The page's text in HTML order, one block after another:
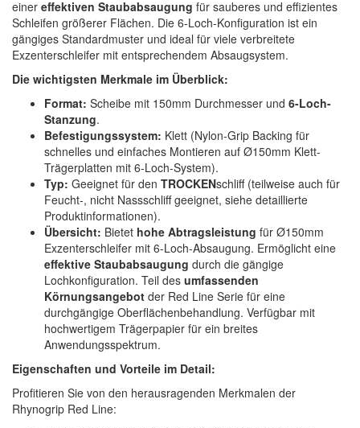
(4)
Troton
(2)
Wibeco
(1)
ZVG
einer effektiven Staubabsaugung für sauberes und effizientes
Schleifen größerer Flächen. Die 6-Loch-Konfiguration ist ein
gängiges Standardmuster und ideal für viele verbreitete
Exzenterschleifer mit entsprechendem Absaugsystem.
Die wichtigsten Merkmale im Überblick:
Format: Scheibe mit 150mm Durchmesser und 6-Loch-
Stanzung.
Befestigungssystem: Klett (Nylon-Grip Backing für
schnelles und einfaches Montieren auf Ø150mm Klett-
Trägerplatten mit 6-Loch-System).
Typ: Geeignet für den TROCKENschliff (teilweise auch für
Feucht-, nicht Nassschliff geeignet, siehe detaillierte
Produktinformationen).
Übersicht: Bietet hohe Abtragsleistung für Ø150mm
Exzenterschleifer mit 6-Loch-Absaugung. Ermöglicht eine
effektive Staubabsaugung durch die gängige
Lochkonfiguration. Teil des umfassenden
Körnungsangebot der Red Line Serie für eine
durchgängige Oberflächenbehandlung. Verfügbar mit
hochwertigem Trägerpapier für ein breites
Anwendungsspektrum.
Eigenschaften und Vorteile im Detail:
Profitieren Sie von den herausragenden Merkmalen der
Rhynogrip Red Line: